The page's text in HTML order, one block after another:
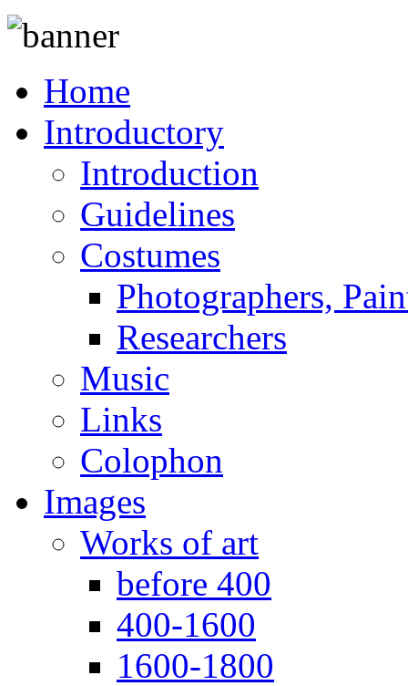
Home
Introductory
Introduction
Guidelines
Costumes
Photographers,
Researchers
Music
Links
Colophon
Images
Works of art
before 400
400-1600
1600-1800